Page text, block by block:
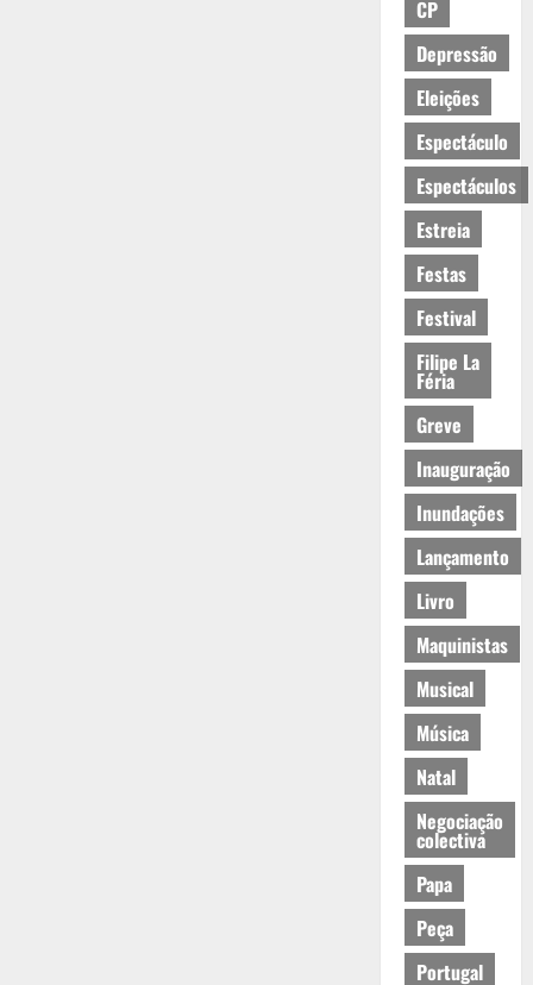
CP
Depressão
Eleições
Espectáculo
Espectáculos
Estreia
Festas
Festival
Filipe La
Féria
Greve
Inauguração
Inundações
Lançamento
Livro
Maquinistas
Musical
Música
Natal
Negociação
colectiva
Papa
Peça
Portugal